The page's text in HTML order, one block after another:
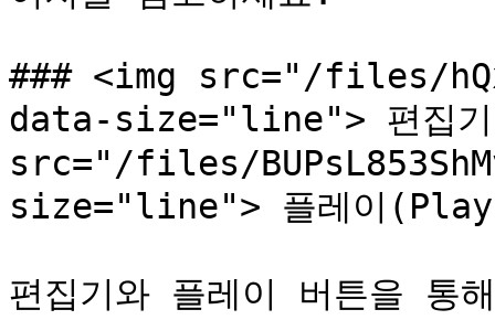
### <img src="/files/
data-size="line"> 편집
src="/files/
size="line"> 플레이
편집기와 플레이 버튼을 통